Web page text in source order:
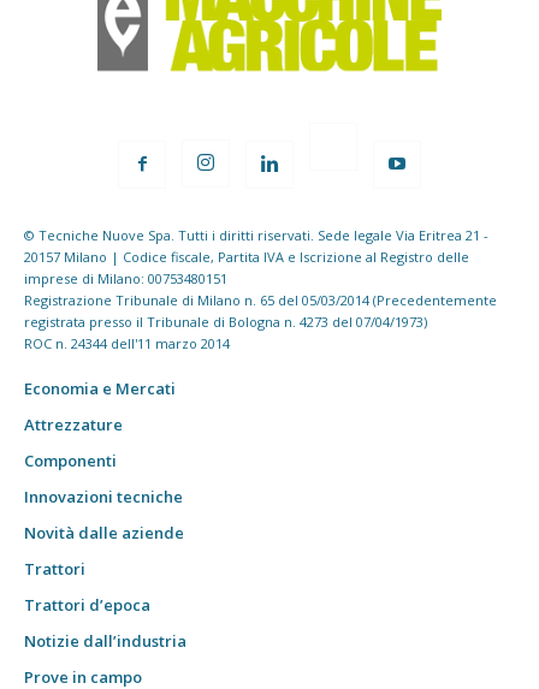
© Tecniche Nuove Spa. Tutti i diritti riservati. Sede legale Via Eritrea 21 -
20157 Milano | Codice fiscale, Partita IVA e Iscrizione al Registro delle
imprese di Milano: 00753480151
Registrazione Tribunale di Milano n. 65 del 05/03/2014 (Precedentemente
registrata presso il Tribunale di Bologna n. 4273 del 07/04/1973)
ROC n. 24344 dell'11 marzo 2014
Economia e Mercati
Attrezzature
Componenti
Innovazioni tecniche
Novità dalle aziende
Trattori
Trattori d’epoca
Notizie dall’industria
Prove in campo